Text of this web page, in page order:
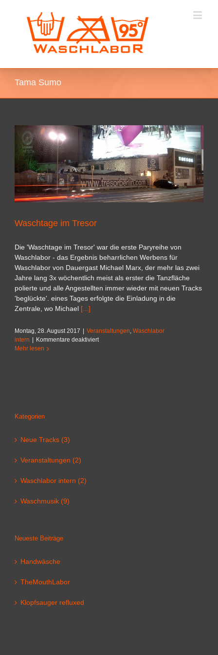
Tama Sumo
Waschtage im Tresor
Die 'Waschtage im Tresor' war die erste Paryreihe von
Waschlabor - das Ergebnis beharrlichen Werbens für
Waschlabor von Dauergast Michael Marx, der mehr las zwei
Jahre lang 3x wöchentlich meist als erster die Tanzfläche
polierte und alle Angestellten immer wieder mit neuen Tracks
'beglückte'. eines Tages erfolgte die Einladung in die
Zentrale, wo Michael [...]
Montag, 28. August 2017 | Veranstaltungen Waschlabor
intern | Kommentare deaktiviertfür
Mehr lesen
Kategorien
Neue Tracks (3)
Veranstaltungen (2)
Waschlabor intern (2)
Waschmusik (9)
Neueste Beiträge
Handwäsche
TheMouthLabor
Klopfsauger refluxed